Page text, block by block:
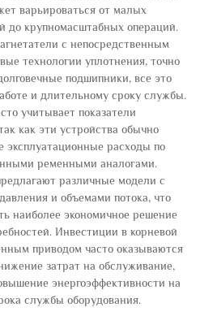
варьироваться от малых
крупномасштабных операций.
с непосредственным
технологии уплотнения, точно
подшипники, все это
и длительному сроку службы.
учитывает показатели
как эти устройства обычно
эксплуатационные расходы по
ременными аналогами.
различные модели с
и объемами потока, что
наиболее экономичное решение
Инвестиции в корневой
приводом часто оказываются
затрат на обслуживание,
энергоэффективности на
службы оборудования.